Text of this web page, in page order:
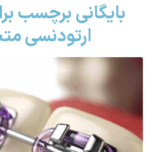
بایگانی برچسب
ارتودنسی